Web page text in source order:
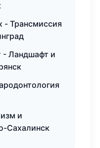
- Трансмиссия
- Ландшафт и
и
Сахалинск